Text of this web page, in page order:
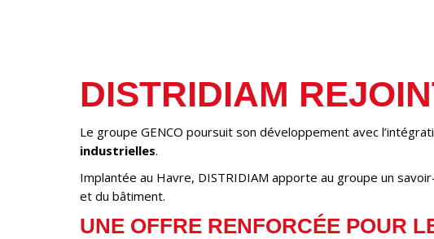
DISTRIDIAM
Le groupe GENCO poursuit son développement avec
industrielles.
Implantée au Havre, DISTRIDIAM apporte au groupe un
et du bâtiment.
UNE OFFRE RENFORCÉE POUR